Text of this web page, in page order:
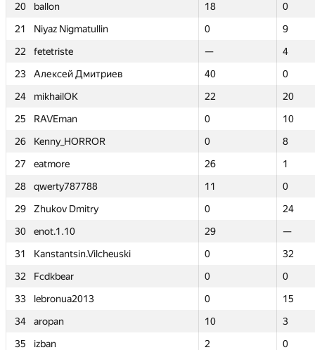
20
ballon 18
0
21
Niyaz Nigmatullin 0
9
22
fetetriste —
4
23
Алексей Дмитриев 40
0
24
mikhailOK 22
20
25
RAVEman 0
10
26
Kenny_HORROR 0
8
27
eatmore 26
1
28
qwerty787788 11
0
29
Zhukov Dmitry 0
24
30
enot.1.10 29
—
31
Kanstantsin.Vilcheuski 0
32
32
Fcdkbear 0
0
33
lebronua2013 0
15
34
aropan 10
3
35
izban 2
0
20
ballon 18
0
21
Niyaz Nigmatullin 0
9
22
fetetriste —
4
23
Алексей Дмитриев 40
0
24
mikhailOK 22
20
25
RAVEman 0
10
26
Kenny_HORROR 0
8
27
eatmore 26
1
28
qwerty787788 11
0
29
Zhukov Dmitry 0
24
30
enot.1.10 29
—
31
Kanstantsin.Vilcheuski 0
32
32
Fcdkbear 0
0
33
lebronua2013 0
15
34
aropan 10
3
35
izban 2
0